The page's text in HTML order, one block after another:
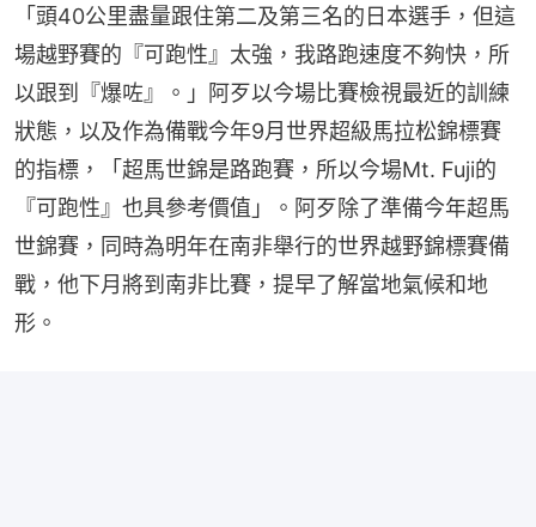
「頭40公里盡量跟住第二及第三名的日本選手，但這
場越野賽的『可跑性』太強，我路跑速度不夠快，所
以跟到『爆咗』。」阿歹以今場比賽檢視最近的訓練
狀態，以及作為備戰今年9月世界超級馬拉松錦標賽
的指標，「超馬世錦是路跑賽，所以今場Mt. Fuji的
『可跑性』也具參考價值」。阿歹除了準備今年超馬
世錦賽，同時為明年在南非舉行的世界越野錦標賽備
戰，他下月將到南非比賽，提早了解當地氣候和地
形。